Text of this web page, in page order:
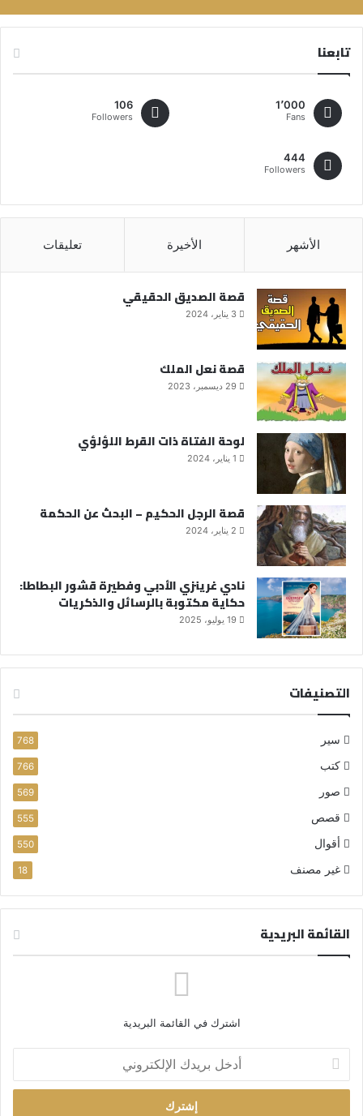
تابعنا
1٬000
Fans
106
Followers
444
Followers
الأشهر الأخيرة تعليقات
قصة الصديق الحقيقي
3 يناير، 2024
قصة نعل الملك
29 ديسمبر، 2023
لوحة الفتاة ذات القرط اللؤلؤي
1 يناير، 2024
قصة الرجل الحكيم – البحث عن الحكمة
2 يناير، 2024
نادي غرينزي الأدبي وفطيرة قشور البطاطا:
حكاية مكتوبة بالرسائل والذكريات
19 يوليو، 2025
التصنيفات
سير 768
كتب 766
صور 569
قصص 555
أقوال 550
غير مصنف 18
القائمة البريدية
اشترك في القائمة البريدية
خ